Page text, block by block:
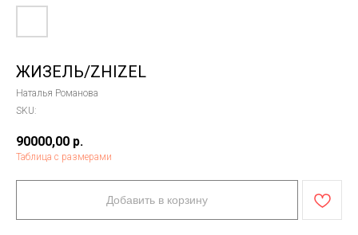
ЖИЗЕЛЬ/ZHIZEL
Наталья Романова
SKU:
90000,00 р.
Таблица с размерами
Добавить в корзину